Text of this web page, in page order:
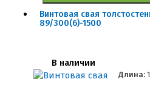
Винтовая свая
89/300(6)-1500
В наличии
Длина: